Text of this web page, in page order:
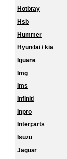
Hotbray
Hsb
Hummer
Hyundai / kia
Iguana
Img
Ims
Infiniti
Inpro
Interparts
Isuzu
Jaguar